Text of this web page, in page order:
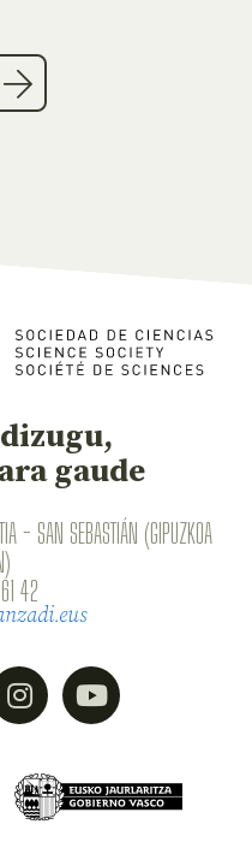
gaude
- SAN SEBASTIÁN (GIPUZKOA
42